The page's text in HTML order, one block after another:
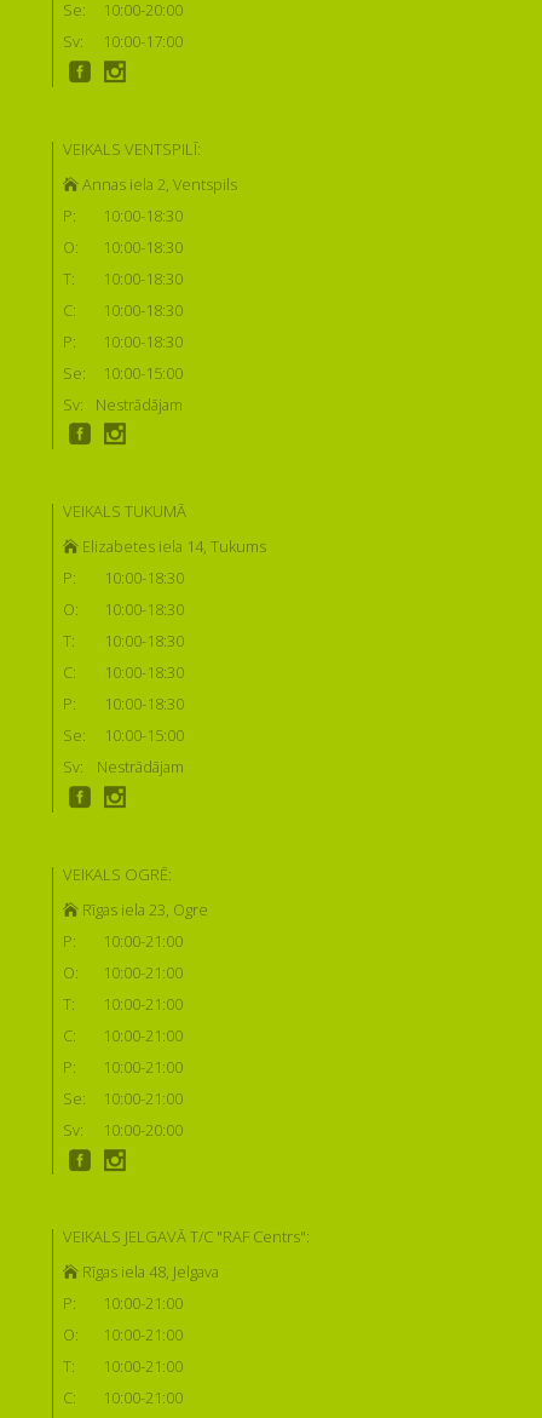
Se:
10:00-20:00
Sv:
10:00-17:00
VEIKALS VENTSPILĪ:
Annas iela 2, Ventspils
P:
10:00-18:30
O:
10:00-18:30
T:
10:00-18:30
C:
10:00-18:30
P:
10:00-18:30
Se:
10:00-15:00
Sv:
Nestrādājam
VEIKALS TUKUMĀ
Elizabetes iela 14, Tukums
P:
10:00-18:30
O:
10:00-18:30
T:
10:00-18:30
C:
10:00-18:30
P:
10:00-18:30
Se:
10:00-15:00
Sv:
Nestrādājam
VEIKALS OGRĒ:
Rīgas iela 23, Ogre
P:
10:00-21:00
O:
10:00-21:00
T:
10:00-21:00
C:
10:00-21:00
P:
10:00-21:00
Se:
10:00-21:00
Sv:
10:00-20:00
VEIKALS JELGAVĀ T/C "RAF Centrs":
Rīgas iela 48, Jelgava
P:
10:00-21:00
O:
10:00-21:00
T:
10:00-21:00
C:
10:00-21:00